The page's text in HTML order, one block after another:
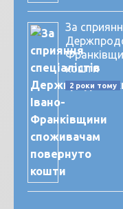
За
кошти
2 роки тому